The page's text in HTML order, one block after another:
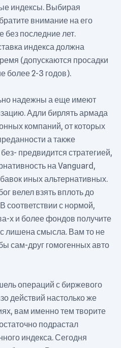
индексы. Выбирая
внимание на его
без последние лет.
индекса должна
(допускаются просадки
более 2-3 годов).
надежны а еще имеют
Адли бирлять армада
компаний, от которых
а также
предвидится стратегией,
на Vanguard,
иных альтернативных.
велел взять вплоть до
соответствии с нормой,
х и более фондов получите
лишена смысла. Вам то не
сам-друг гомогенных авто
операций с биржевого
действий настолько же
вам именно тем творите
подрастал
индекса. Сегодня